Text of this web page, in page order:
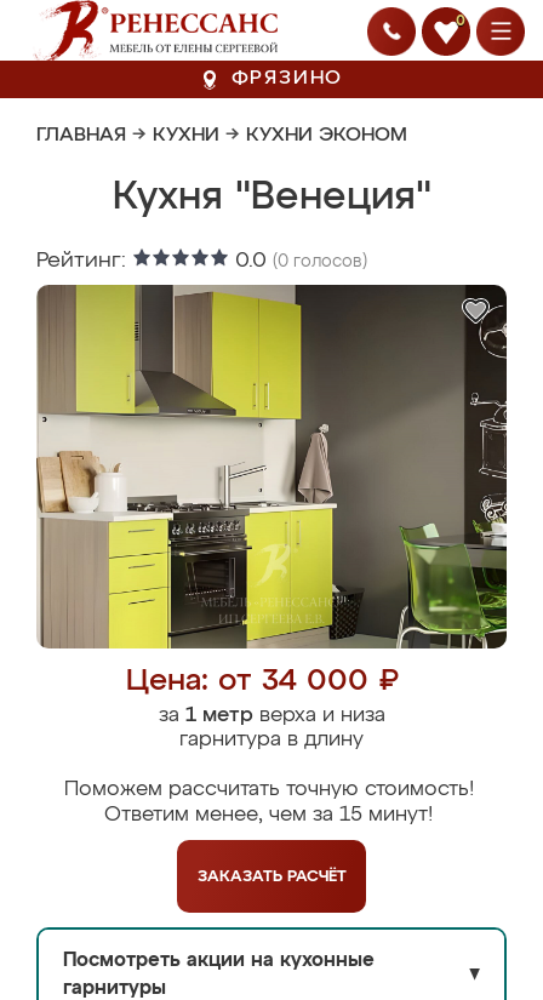
0
ФРЯЗИНО
ГЛАВНАЯ → КУХНИ → КУХНИ ЭКОНОМ
Кухня "Венеция"
Рейтинг: 0.0 (0 голосов)
Цена: от 34 000 ₽
за 1 метрверха и низа
гарнитура в длину
Поможем рассчитать точную стоимость!
Ответим менее, чем за 15 минут!
ЗАКАЗАТЬ РАСЧЁТ
Посмотреть акции на кухонные
гарнитуры
▼